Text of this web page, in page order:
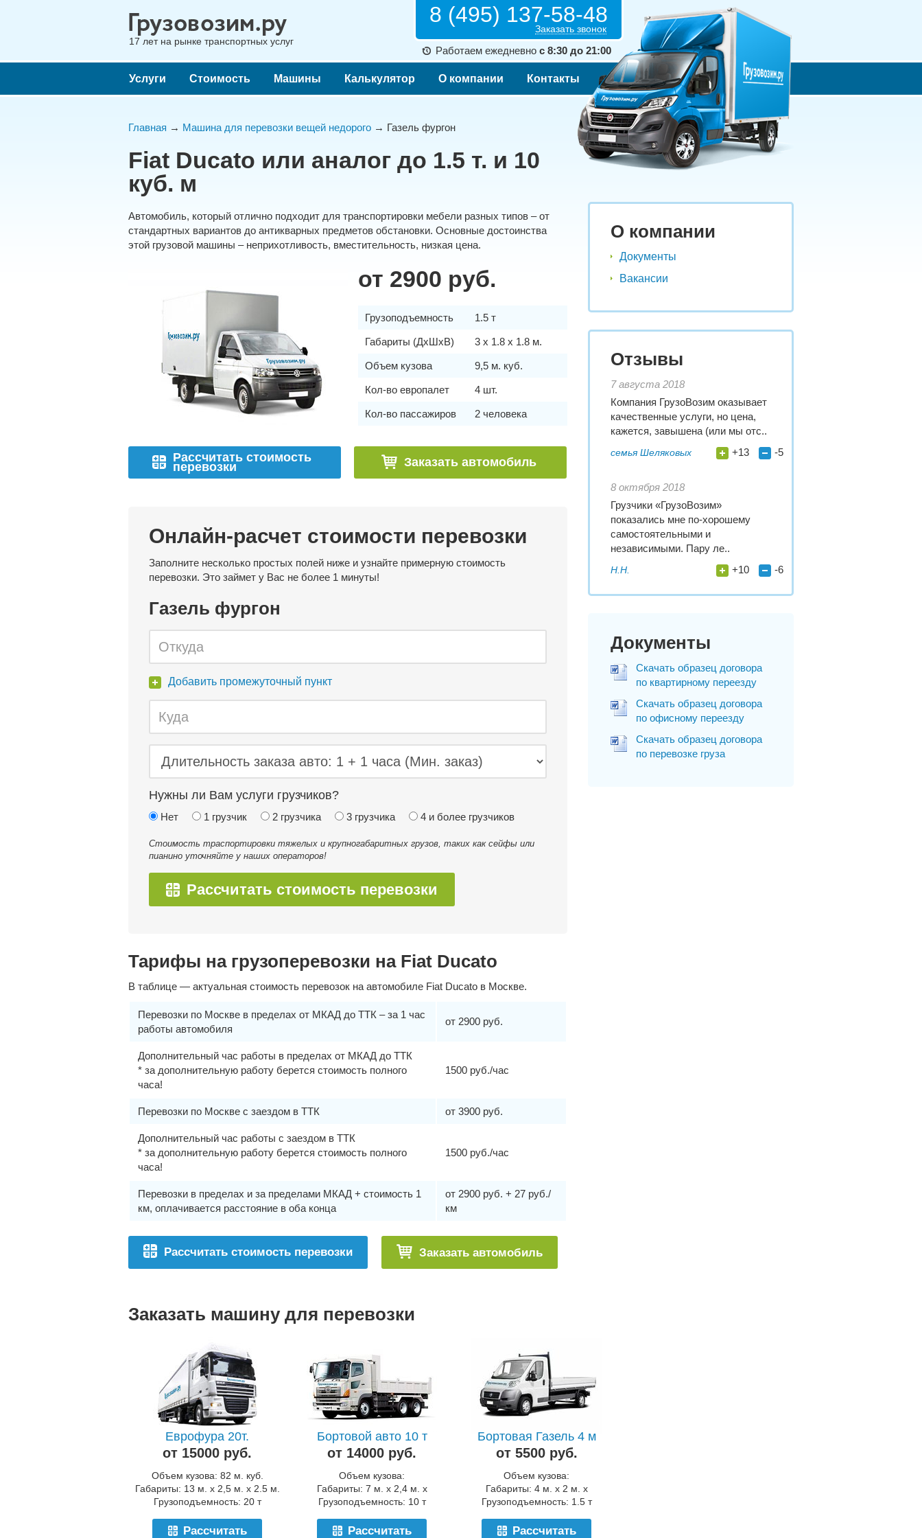
17 лет на рынке транспортных услуг
Услуги Стоимость Машины Калькулятор О компании Контакты
8 (495) 137-58-48
Заказать звонок
Работаем ежедневно с 8:30 до 21:00
Главная → Машина для перевозки вещей недорого → Газель фургон
Fiat Ducato или аналог до 1.5 т. и 10
куб. м
Автомобиль, который отлично подходит для транспортировки мебели разных типов – от
стандартных вариантов до антикварных предметов обстановки. Основные достоинства
этой грузовой машины – неприхотливость, вместительность, низкая цена.
от 2900 руб.
Грузоподъемность 1.5 т
Габариты (ДхШхВ) 3 x 1.8 x 1.8 м.
Объем кузова 9,5 м. куб.
Кол-во европалет 4 шт.
Кол-во пассажиров 2 человека
Рассчитать стоимость
перевозки Заказать автомобиль
Онлайн-расчет стоимости перевозки
Заполните несколько простых полей ниже и узнайте примерную стоимость
перевозки. Это займет у Вас не более 1 минуты!
Газель фургон
Добавить промежуточный пункт
Нужны ли Вам услуги грузчиков?
Нет 1 грузчик 2 грузчика 3 грузчика 4 и более грузчиков
Стоимость траспортировки тяжелых и крупногабаритных грузов, таких как сейфы или
пианино уточняйте у наших операторов!
Рассчитать стоимость перевозки
Тарифы на грузоперевозки на Fiat Ducato
В таблице — актуальная стоимость перевозок на автомобиле Fiat Ducato в Москве.
Перевозки по Москве в пределах от МКАД до ТТК – за 1 час
работы автомобиля
от 2900 руб.
Дополнительный час работы в пределах от МКАД до ТТК
* за дополнительную работу берется стоимость полного
часа!
1500 руб./час
Перевозки по Москве с заездом в ТТК от 3900 руб.
Дополнительный час работы с заездом в ТТК
* за дополнительную работу берется стоимость полного
часа!
1500 руб./час
Перевозки в пределах и за пределами МКАД + стоимость 1
км, оплачивается расстояние в оба конца
от 2900 руб. + 27 руб./
км
Рассчитать стоимость перевозки Заказать автомобиль
Заказать машину для перевозки
Еврофура 20т.
от 15000 руб.
Объем кузова: 82 м. куб.
Габариты: 13 м. x 2,5 м. x 2.5 м.
Грузоподъемность: 20 т
Рассчитать
Бортовой авто 10 т
от 14000 руб.
Объем кузова:
Габариты: 7 м. x 2,4 м. x
Грузоподъемность: 10 т
Рассчитать
Бортовая Газель 4 м
от 5500 руб.
Объем кузова:
Габариты: 4 м. x 2 м. x
Грузоподъемность: 1.5 т
Рассчитать
О компании
Документы
Вакансии
Отзывы
7 августа 2018
Компания ГрузоВозим оказывает
качественные услуги, но цена,
кажется, завышена (или мы отс..
семья Шеляковых +13 -5
8 октября 2018
Грузчики «ГрузоВозим»
показались мне по-хорошему
самостоятельными и
независимыми. Пару ле..
Н.Н. +10 -6
Документы
Скачать образец договора
по квартирному переезду
Скачать образец договора
по офисному переезду
Скачать образец договора
по перевозке груза